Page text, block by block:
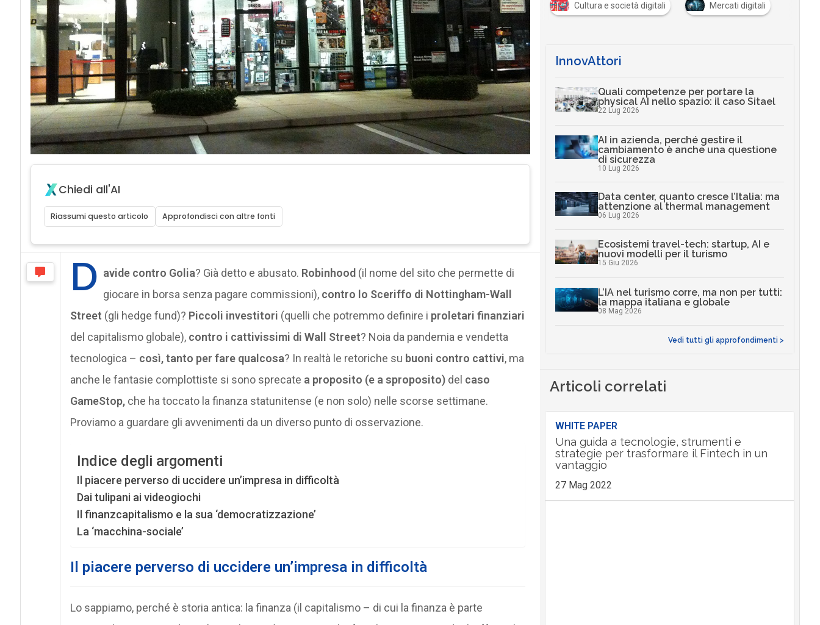
Chiedi all'AI
Riassumi questo articolo Approfondisci con altre fonti
D avide contro Golia? Già detto e abusato. Robinhood(il nome del sito che permette di
giocare in borsa senza pagare commissioni), contro lo Sceriffo di Nottingham-Wall
Street (gli hedge fund)? Piccoli investitori (quelli che potremmo definire i proletari finanziari
del capitalismo globale), contro i cattivissimi di Wall Street? Noia da pandemia e vendetta
tecnologica – così, tanto per fare qualcosa? In realtà le retoriche su buoni contro cattivi, ma
anche le fantasie complottiste si sono sprecate a proposito (e a sproposito)del caso
GameStop,che ha toccato la finanza statunitense (e non solo) nelle scorse settimane.
Proviamo a guardare gli avvenimenti da un diverso punto di osservazione.
Indice degli argomenti
Il piacere perverso di uccidere un’impresa in difficoltà
Dai tulipani ai videogiochi
Il finanzcapitalismo e la sua ‘democratizzazione’
La ‘macchina-sociale’
Il piacere perverso di uccidere un’impresa in difficoltà
Lo sappiamo, perché è storia antica: la finanza (il capitalismo – di cui la finanza è parte
Cultura e società digitali Mercati digitali
InnovAttori
Quali competenze per portare la
physical AI nello spazio: il caso Sitael
22 Lug 2026
AI in azienda, perché gestire il
cambiamento è anche una questione
di sicurezza
10 Lug 2026
Data center, quanto cresce l’Italia: ma
attenzione al thermal management
06 Lug 2026
Ecosistemi travel-tech: startup, AI e
nuovi modelli per il turismo
15 Giu 2026
L’IA nel turismo corre, ma non per tutti:
la mappa italiana e globale
08 Mag 2026
Vedi tutti gli approfondimenti >
Articoli correlati
WHITE PAPER
Una guida a tecnologie, strumenti e
strategie per trasformare il Fintech in un
vantaggio
27 Mag 2022